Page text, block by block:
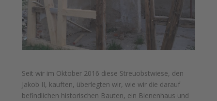
Seit wir im Oktober 2016 diese Streuobstwiese, den
Jakob II, kauften, überlegten wir, wie wir die darauf
befindlichen historischen Bauten, ein Bienenhaus und